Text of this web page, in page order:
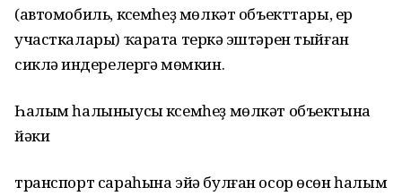
(автомобиль, күсемһеҙ мөлкәт объекттары, ер
участкалары) ҡарата теркәү эштәрен тыйған
сикләү индерелергә мөмкин.
Һалым һалыныусы күсемһеҙ мөлкәт объектына
йәки
транспорт сараһына эйә булған осор өсөн һалым